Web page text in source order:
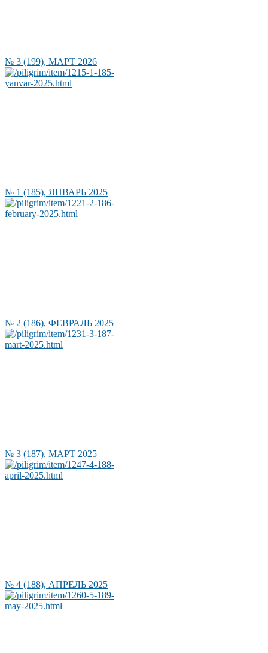
№ 3 (199), МАРТ 2026
№ 1 (185), ЯНВАРЬ 2025
№ 2 (186), ФЕВРАЛЬ 2025
№ 3 (187), МАРТ 2025
№ 4 (188), АПРЕЛЬ 2025